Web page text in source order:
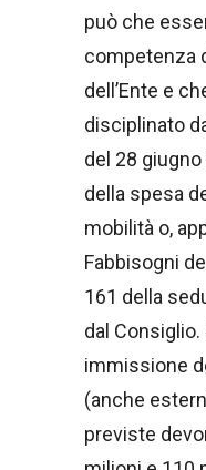
può che
competenza
dell’Ente e
disciplinato
del 28
della spesa
mobilità o,
Fabbisogni
161 della
dal
immissione
(anche
previste